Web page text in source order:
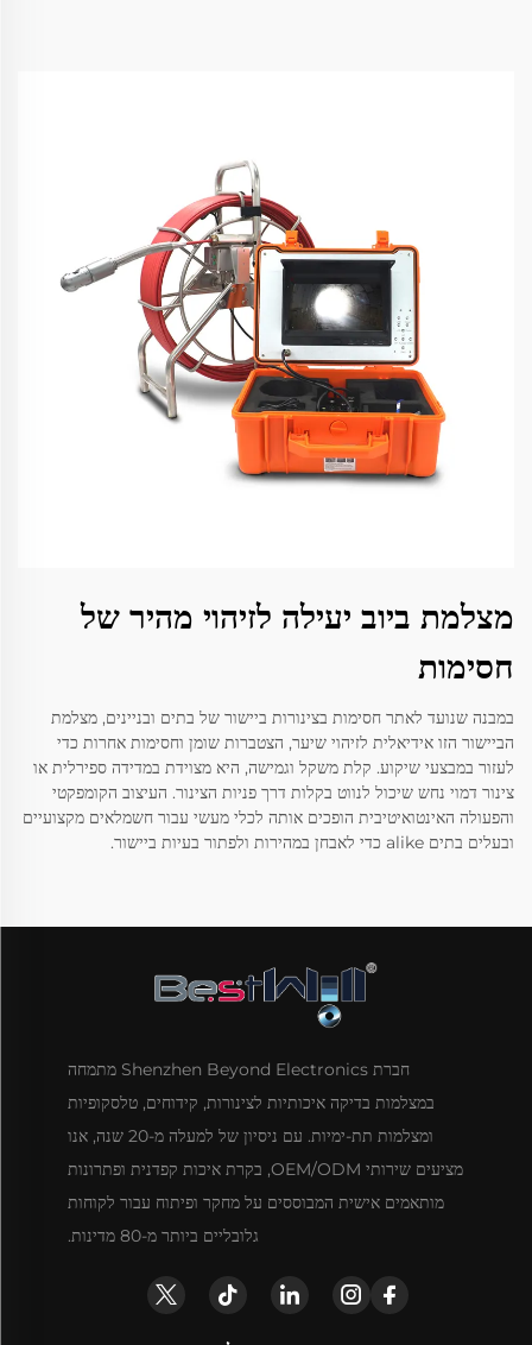
מצלמת ביוב יעילה לזיהוי מהיר של
חסימות
במבנה שנועד לאתר חסימות בצינורות ביישור של בתים ובניינים, מצלמת
הביישור הזו אידיאלית לזיהוי שיער, הצטברות שומן וחסימות אחרות כדי
לעזור במבצעי שיקוע. קלת משקל וגמישה, היא מצוידת במדידה ספירלית או
צינור דמוי נחש שיכול לנווט בקלות דרך פניות הצינור. העיצוב הקומפקטי
והפעולה האינטואיטיבית הופכים אותה לכלי מעשי עבור חשמלאים מקצועיים
ובעלים בתים alike כדי לאבחן במהירות ולפתור בעיות ביישור.
חברת Shenzhen Beyond Electronics מתמחה
במצלמות בדיקה איכותיות לצינורות, קידוחים, טלסקופיות
ומצלמות תת-ימיות. עם ניסיון של למעלה מ-20 שנה, אנו
מציעים שירותי OEM/ODM, בקרת איכות קפדנית ופתרונות
מותאמים אישית המבוססים על מחקר ופיתוח עבור לקוחות
גלובליים ביותר מ-80 מדינות.